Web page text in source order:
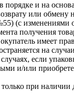
порядке и на
или
(с изменениями
получения
имеет
на
если
и/или
только при